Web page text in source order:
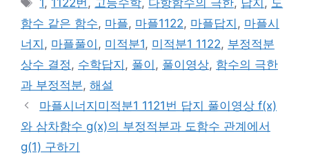
리
그
1, 1122번, 고등수학, 다항함수의 극한, 답지 , 도
함수 같은 함수, 마플, 마플1122, 마플답지 , 마플시
너지 , 마플풀이 , 미적분1, 미적분1 1122, 부정적분
상수 결정, 수학답지 , 풀이 , 풀이영상, 함수의 극한
과 부정적분, 해설
마플시너지미적분1 1121번 답지 풀이영상 f(x)
와 삼차함수 g(x)의 부정적분과 도함수 관계에서
g(1) 구하기